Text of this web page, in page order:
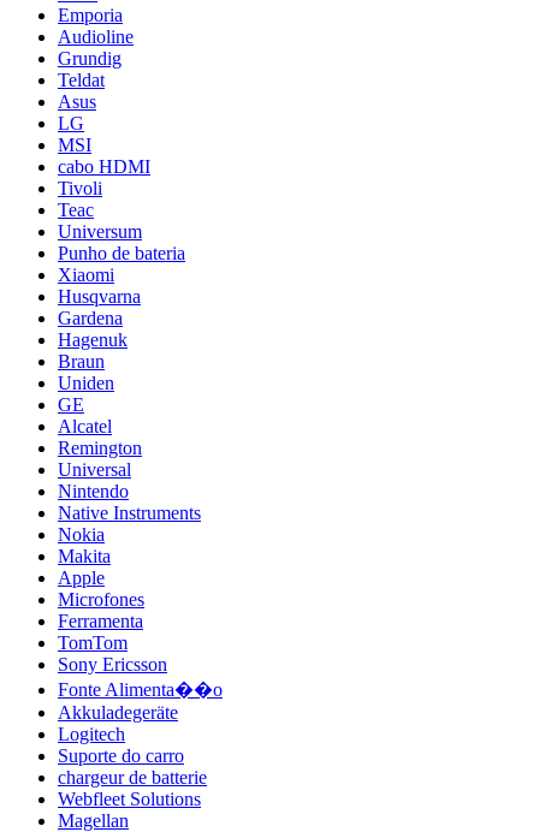
Emporia
Audioline
Grundig
Teldat
Asus
LG
MSI
cabo HDMI
Tivoli
Teac
Universum
Punho de bateria
Xiaomi
Husqvarna
Gardena
Hagenuk
Braun
Uniden
GE
Alcatel
Remington
Universal
Nintendo
Native Instruments
Nokia
Makita
Apple
Microfones
Ferramenta
TomTom
Sony Ericsson
Fonte Alimenta��o
Akkuladegeräte
Logitech
Suporte do carro
chargeur de batterie
Webfleet Solutions
Magellan